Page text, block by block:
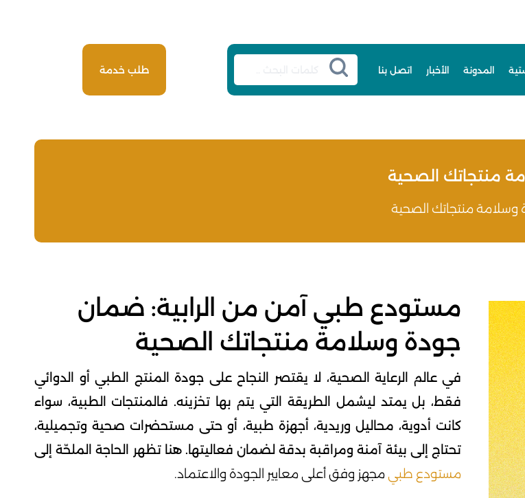
المدونة الأخبار اتصل بنا طلب خدمة
منتجاتك الصحية
منتجاتك الصحية
مستودع طبي آمن من الرابية: ضمان
جودة وسلامة منتجاتك الصحية
في عالم الرعاية الصحية، لا يقتصر النجاح على جودة المنتج الطبي أو الدوائي
فقط، بل يمتد ليشمل الطريقة التي يتم بها تخزينه. فالمنتجات الطبية، سواء
كانت أدوية، محاليل وريدية، أجهزة طبية، أو حتى مستحضرات صحية وتجميلية،
تحتاج إلى بيئة آمنة ومراقبة بدقة لضمان فعاليتها. هنا تظهر الحاجة الملحّة إلى
مستودع طبيمجهز وفق أعلى معايير الجودة والاعتماد.